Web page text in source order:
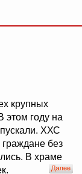
крупных
этом году на
ХХС
без
В храме